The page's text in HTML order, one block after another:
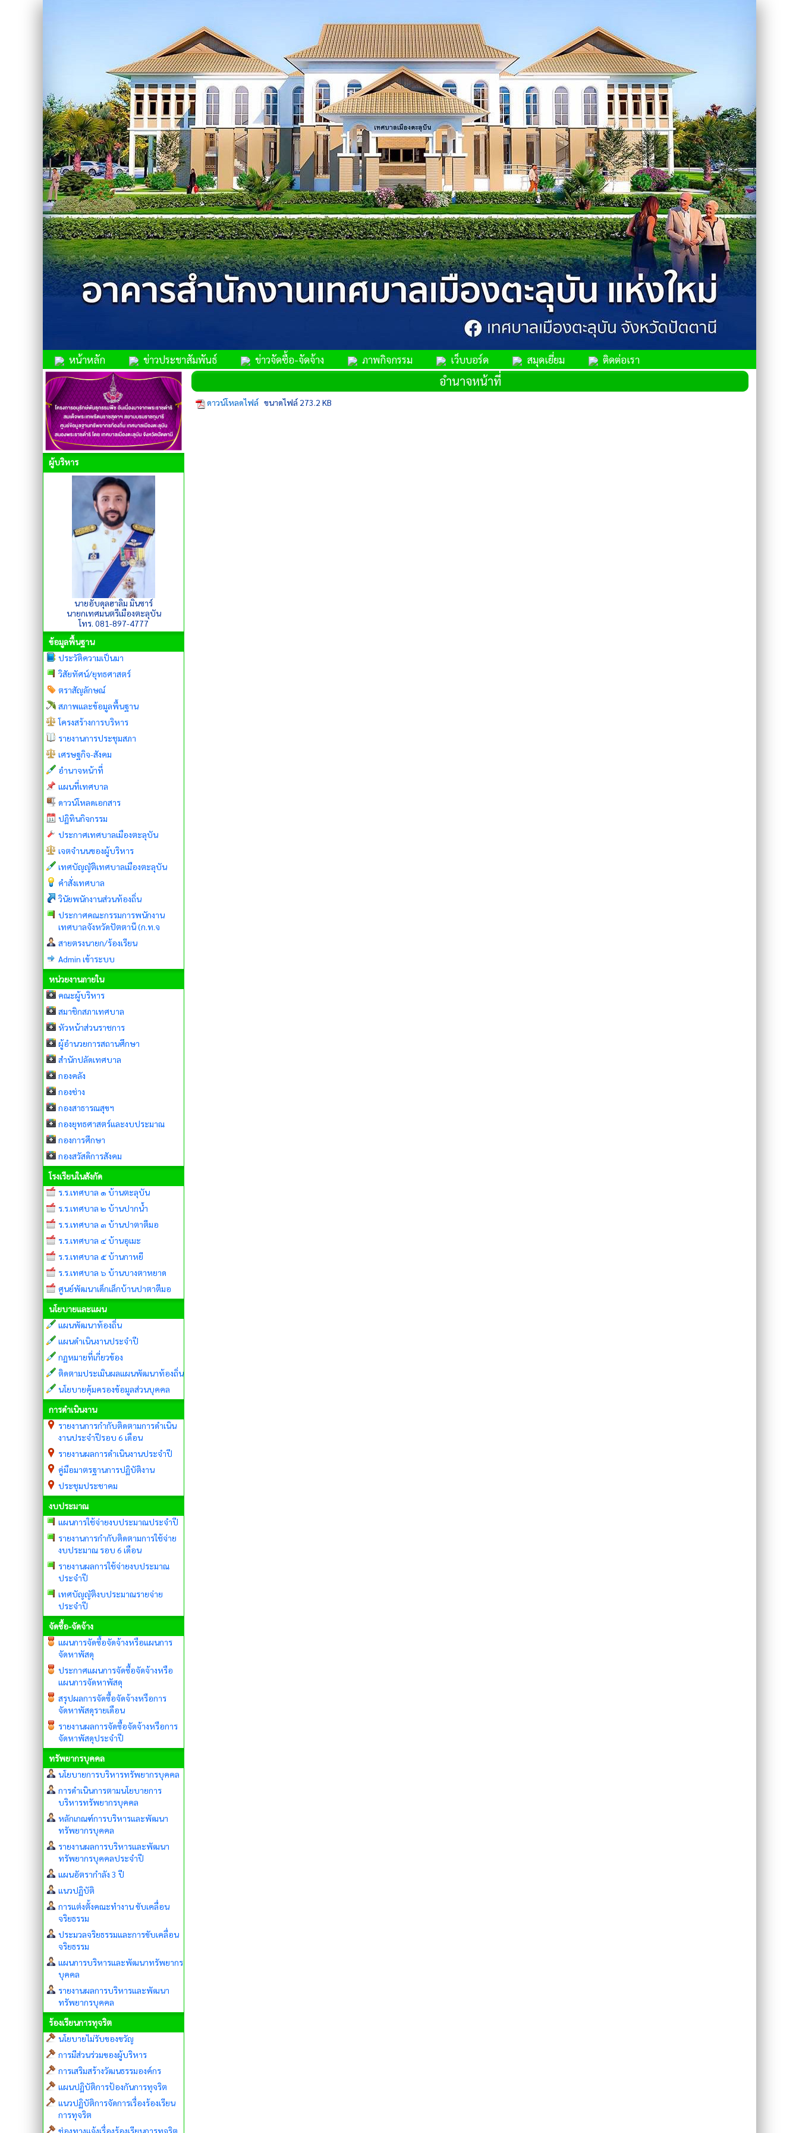
หน้าหลัก ข่าวประชาสัมพันธ์ ข่าวจัดซื้อ-จัดจ้าง ภาพกิจกรรม เว็บบอร์ด สมุดเยี่ยม ติดต่อเรา
ผู้บริหาร
นายอับดุลฮาลิม มินซาร์
นายกเทศมนตรีเมืองตะลุบัน
โทร. 081-897-4777
ข้อมูลพื้นฐาน
ประวัติความเป็นมา
วิสัยทัศน์/ยุทธศาสตร์
ตราสัญลักษณ์
สภาพและข้อมูลพื้นฐาน
โครงสร้างการบริหาร
รายงานการประชุมสภา
เศรษฐกิจ-สังคม
อำนาจหน้าที่
แผนที่เทศบาล
ดาวน์โหลดเอกสาร
ปฏิทินกิจกรรม
ประกาศเทศบาลเมืองตะลุบัน
เจตจำนนของผู้บริหาร
เทศบัญญัติเทศบาลเมืองตะลุบัน
คำสั่งเทศบาล
วินัยพนักงานส่วนท้องถิ่น
ประกาศคณะกรรมการพนักงาน
เทศบาลจังหวัดปัตตานี (ก.ท.จ
สายตรงนายก/ร้องเรียน
Admin เข้าระบบ
หน่วยงานภายใน
คณะผู้บริหาร
สมาชิกสภาเทศบาล
หัวหน้าส่วนราชการ
ผู้อำนวยการสถานศึกษา
สำนักปลัดเทศบาล
กองคลัง
กองช่าง
กองสาธารณสุขฯ
กองยุทธศาสตร์และงบประมาณ
กองการศึกษา
กองสวัสดิการสังคม
โรงเรียนในสังกัด
ร.ร.เทศบาล ๑ บ้านตะลุบัน
ร.ร.เทศบาล ๒ บ้านปากน้ำ
ร.ร.เทศบาล ๓ บ้านปาตาตีมอ
ร.ร.เทศบาล ๔ บ้านอุเมะ
ร.ร.เทศบาล ๕ บ้านกาหยี
ร.ร.เทศบาล ๖ บ้านบางตาหยาด
ศูนย์พัฒนาเด็กเล็กบ้านปาตาตีมอ
นโยบายและแผน
แผนพัฒนาท้องถิ่น
แผนดำเนินงานประจำปี
กฏหมายที่เกี่ยวข้อง
ติดตามประเมินผลแผนพัฒนาท้องถิ่น
นโยบายคุ้มครองข้อมูลส่วนบุคคล
การดำเนินงาน
รายงานการกำกับติดตามการดำเนิน
งานประจำปีรอบ 6 เดือน
รายงานผลการดำเนินงานประจำปี
คู่มือมาตรฐานการปฏิบัติงาน
ประชุมประชาคม
งบประมาณ
แผนการใช้จ่ายงบประมาณประจำปี
รายงานการกำกับติดตามการใช้จ่าย
งบประมาณ รอบ 6 เดือน
รายงานผลการใช้จ่ายงบประมาณ
ประจำปี
เทศบัญญัติงบประมาณรายจ่าย
ประจำปี
จัดซื้อ-จัดจ้าง
แผนการจัดซื้อจัดจ้างหรือแผนการ
จัดหาพัสดุ
ประกาศแผนการจัดซื้อจัดจ้างหรือ
แผนการจัดหาพัสดุ
สรุปผลการจัดซื้อจัดจ้างหรือการ
จัดหาพัสดุรายเดือน
รายงานผลการจัดซื้อจัดจ้างหรือการ
จัดหาพัสดุประจำปี
ทรัพยากรบุคคล
นโยบายการบริหารทรัพยากรบุคคล
การดำเนินการตามนโยบายการ
บริหารทรัพยากรบุคคล
หลักเกณฑ์การบริหารและพัฒนา
ทรัพยากรบุคคล
รายงานผลการบริหารและพัฒนา
ทรัพยากรบุคคลประจำปี
แผนอัตรากำลัง 3 ปี
แนวปฏิบัติ
การแต่งตั้งคณะทำงาน ขับเคลื่อน
จริยธรรม
ประมวลจริยธรรมและการขับเคลื่อน
จริยธรรม
แผนการบริหารและพัฒนาทรัพยากร
บุคคล
รายงานผลการบริหารและพัฒนา
ทรัพยากรบุคคล
ร้องเรียนการทุจริต
นโยบายไม่รับของขวัญ
การมีส่วนร่วมของผู้บริหาร
การเสริมสร้างวัฒนธรรมองค์กร
แผนปฏิบัติการป้องกันการทุจริต
แนวปฏิบัติการจัดการเรื่องร้องเรียน
การทุจริต
ช่องทางแจ้งเรื่องร้องเรียนการทุจริต
อำนาจหน้าที่
ดาวน์โหลดไฟล์ ขนาดไฟล์ 273.2 KB